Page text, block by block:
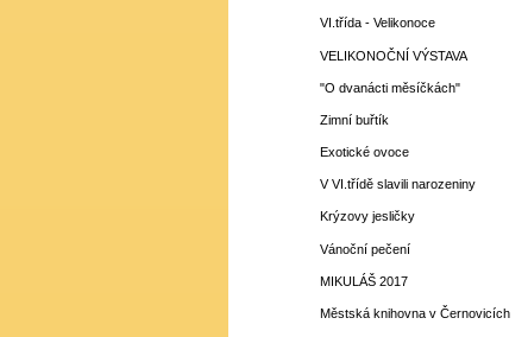
VI.třída - Velikonoce
VELIKONOČNÍ VÝSTAVA
"O dvanácti měsíčkách"
Zimní buřtík
Exotické ovoce
V VI.třídě slavili narozeniny
Krýzovy jesličky
Vánoční pečení
MIKULÁŠ 2017
Městská knihovna v Černovicích